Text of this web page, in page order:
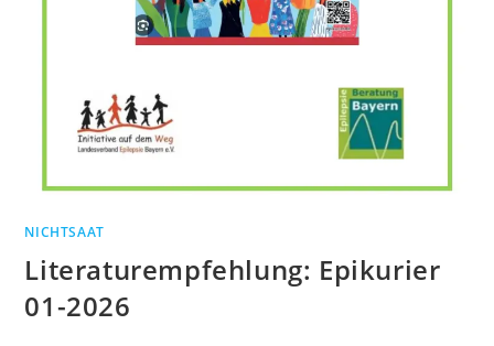
NICHTSAAT
Literaturempfehlung: Epikurier
01-2026